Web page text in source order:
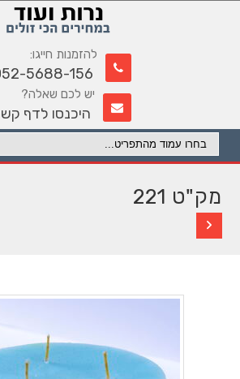
להזמנות חייגו:
5688-156
יש לכם שאלה?
היכנסו לדף
מק"ט 221